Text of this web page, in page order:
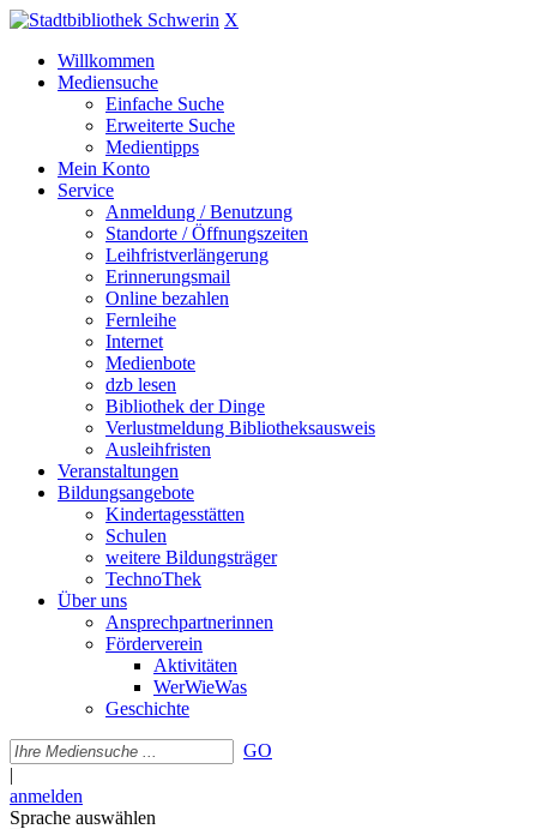
X
Willkommen
Mediensuche
Einfache Suche
Erweiterte Suche
Medientipps
Mein Konto
Service
Anmeldung / Benutzung
Standorte / Öffnungszeiten
Leihfristverlängerung
Erinnerungsmail
Online bezahlen
Fernleihe
Internet
Medienbote
dzb lesen
Bibliothek der Dinge
Verlustmeldung Bibliotheksausweis
Ausleihfristen
Veranstaltungen
Bildungsangebote
Kindertagesstätten
Schulen
weitere Bildungsträger
TechnoThek
Über uns
Ansprechpartnerinnen
Förderverein
Aktivitäten
WerWieWas
Geschichte
GO
|
anmelden
Sprache auswählen